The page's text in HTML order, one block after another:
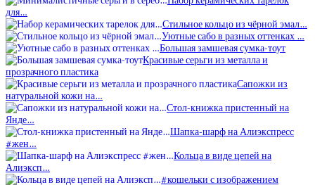
для…
Стильное кольцо из чёрной эмал…
Уютные сабо в разных оттенках …
Большая замшевая сумка-тоут
Красивые серьги из металла и
прозрачного пластика
Сапожки из
натуральной кожи на…
Стол-книжка пристенный на
Янде…
Шапка-шарф на Алиэкспресс
#жен…
Кольца в виде цепей на
Алиэксп…
#кошельки с изображением